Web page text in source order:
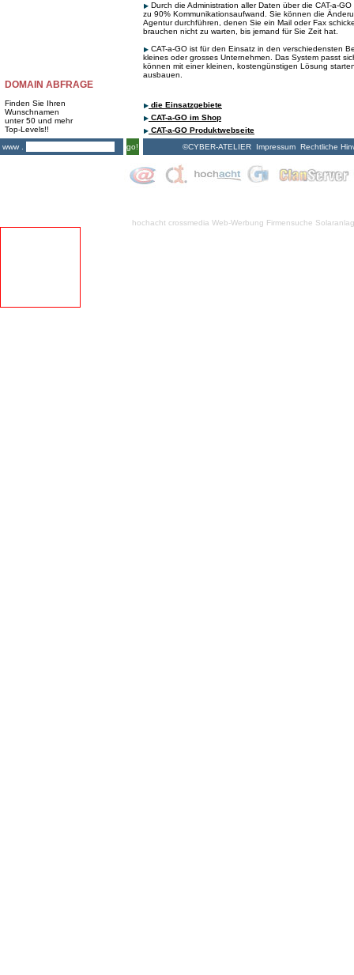
DOMAIN ABFRAGE
Finden Sie Ihren
Wunschnamen
unter 50 und mehr
Top-Levels!!
www .
go!
Durch die Administration aller Daten über die CAT-a-
zu 90% Kommunikationsaufwand. Sie können die
Agentur durchführen, denen Sie ein Mail oder Fax
brauchen nicht zu warten, bis jemand für Sie Zeit hat.
CAT-a-GO ist für den Einsatz in den verschiedensten
kleines oder grosses Unternehmen. Das System passt
können mit einer kleinen, kostengünstigen Lösung
ausbauen.
die Einsatzgebiete
CAT-a-GO im Shop
CAT-a-GO Produktwebseite
©CYBER-ATELIER
Impressum Rechtliche
hochacht crossmedia Web-Werbung Firmensuche